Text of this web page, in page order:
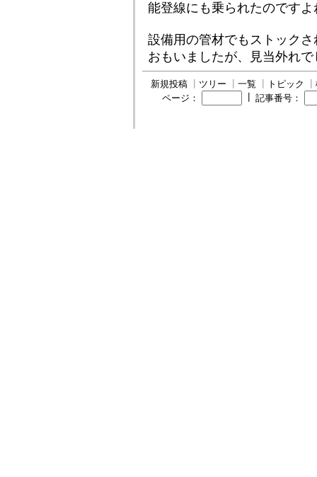
能登線にも乗られたのですよ
設備用の管材でもストック
おもいましたが、見当外れで
新規投稿 ツリー 一覧 トピック
ページ：
記事番号：